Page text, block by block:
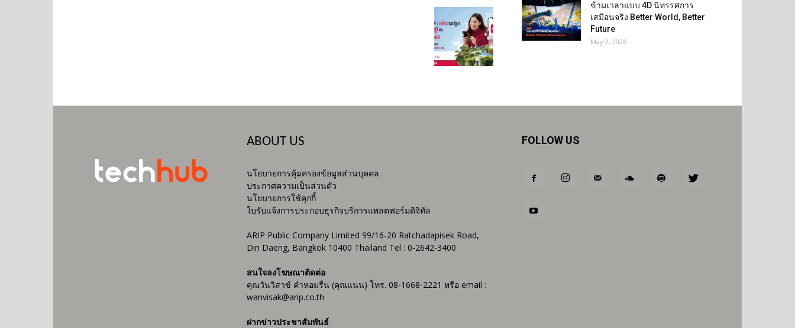
ข้ามเวลาแบบ 4D นิทรรศการ
เสมือนจริง Better World, Better
Future
May 2, 2026
ABOUT US
นโยบายการคุ้มครองข้อมูลส่วนบุคคล
ประกาศความเป็นส่วนตัว
นโยบายการใช้คุกกี้
ใบรับแจ้งการประกอบธุรกิจบริการแพลตฟอร์มดิจิทัล
ARIP Public Company Limited 99/16-20 Ratchadapisek Road,
Din Daeng, Bangkok 10400 Thailand Tel : 0-2642-3400
สนใจลงโฆษณาติดต่อ
คุณวันวิสาข์ คำหอมรื่น (คุณแนน) โทร. 08-1668-2221 หรือ email :
wanvisak@arip.co.th
ฝากข่าวประชาสัมพันธ์
FOLLOW US